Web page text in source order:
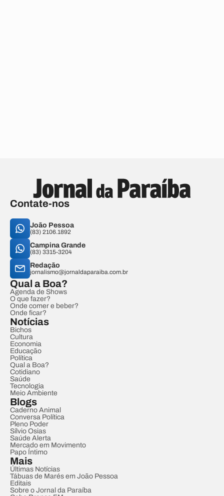
Contate-nos
João Pessoa
(83) 2106.1892
Campina Grande
(83) 3315-3204
Redação
jornalismo@jornaldaparaiba.com.br
Qual a Boa?
Agenda de Shows
O que fazer?
Onde comer e beber?
Onde ficar?
Notícias
Bichos
Cultura
Economia
Educação
Política
Qual a Boa?
Cotidiano
Saúde
Tecnologia
Meio Ambiente
Blogs
Caderno Animal
Conversa Política
Pleno Poder
Sílvio Osias
Saúde Alerta
Mercado em Movimento
Papo Íntimo
Mais
Últimas Notícias
Tábuas de Marés em João Pessoa
Editais
Sobre o Jornal da Paraíba